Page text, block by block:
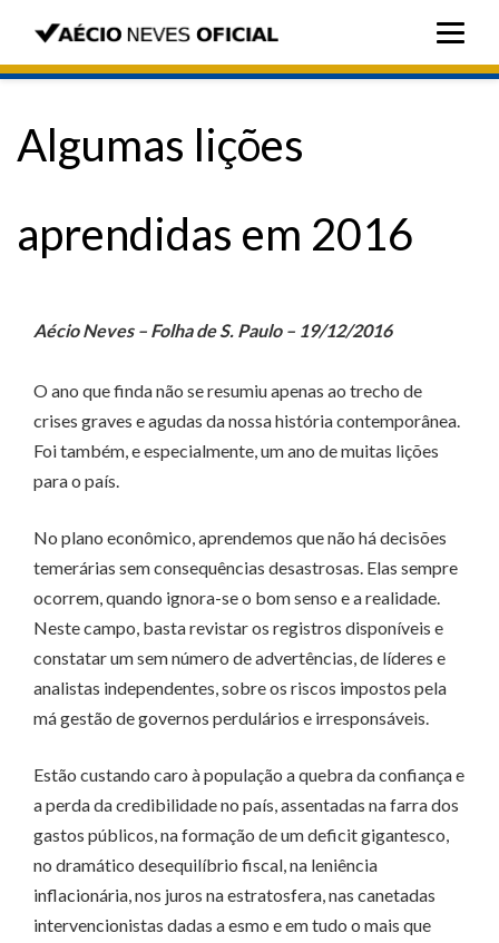
Algumas lições
aprendidas em 2016
Aécio Neves – Folha de S. Paulo – 19/12/2016
O ano que finda não se resumiu apenas ao trecho de
crises graves e agudas da nossa história contemporânea.
Foi também, e especialmente, um ano de muitas lições
para o país.
No plano econômico, aprendemos que não há decisões
temerárias sem consequências desastrosas. Elas sempre
ocorrem, quando ignora-se o bom senso e a realidade.
Neste campo, basta revistar os registros disponíveis e
constatar um sem número de advertências, de líderes e
analistas independentes, sobre os riscos impostos pela
má gestão de governos perdulários e irresponsáveis.
Estão custando caro à população a quebra da confiança e
a perda da credibilidade no país, assentadas na farra dos
gastos públicos, na formação de um deficit gigantesco,
no dramático desequilíbrio fiscal, na leniência
inflacionária, nos juros na estratosfera, nas canetadas
intervencionistas dadas a esmo e em tudo o mais que